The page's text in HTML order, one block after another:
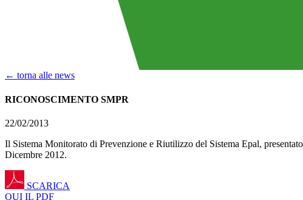
← torna alle news
RICONOSCIMENTO SMPR
22/02/2013
Il Sistema Monitorato di Prevenzione e Riutilizzo del Sistema Epal,
Dicembre 2012.
SCARICA
QUI IL PDF